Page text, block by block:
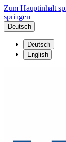
Zum Hauptinhalt
springen
Deutsch
Deutsch
English